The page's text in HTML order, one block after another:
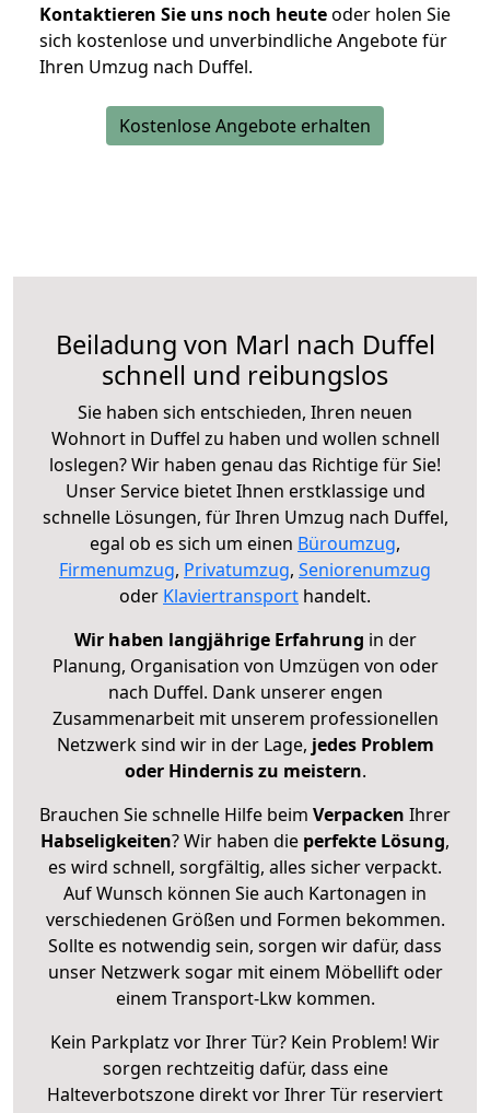
Kontaktieren Sie uns noch heuteoder holen Sie
sich kostenlose und unverbindliche Angebote für
Ihren Umzug nach Duffel.
Kostenlose Angebote erhalten
Beiladung von Marl nach Duffel
schnell und reibungslos
Sie haben sich entschieden, Ihren neuen
Wohnort in Duffel zu haben und wollen schnell
loslegen? Wir haben genau das Richtige für Sie!
Unser Service bietet Ihnen erstklassige und
schnelle Lösungen, für Ihren Umzug nach Duffel,
egal ob es sich um einen Büroumzug,
Firmenumzug, Privatumzug, Seniorenumzug
oder Klaviertransport handelt.
Wir haben langjährige Erfahrung in der
Planung, Organisation von Umzügen von oder
nach Duffel. Dank unserer engen
Zusammenarbeit mit unserem professionellen
Netzwerk sind wir in der Lage, jedes Problem
oder Hindernis zu meistern.
Brauchen Sie schnelle Hilfe beim Verpacken Ihrer
Habseligkeiten? Wir haben die perfekte Lösung,
es wird schnell, sorgfältig, alles sicher verpackt.
Auf Wunsch können Sie auch Kartonagen in
verschiedenen Größen und Formen bekommen.
Sollte es notwendig sein, sorgen wir dafür, dass
unser Netzwerk sogar mit einem Möbellift oder
einem Transport-Lkw kommen.
Kein Parkplatz vor Ihrer Tür? Kein Problem! Wir
sorgen rechtzeitig dafür, dass eine
Halteverbotszone direkt vor Ihrer Tür reserviert